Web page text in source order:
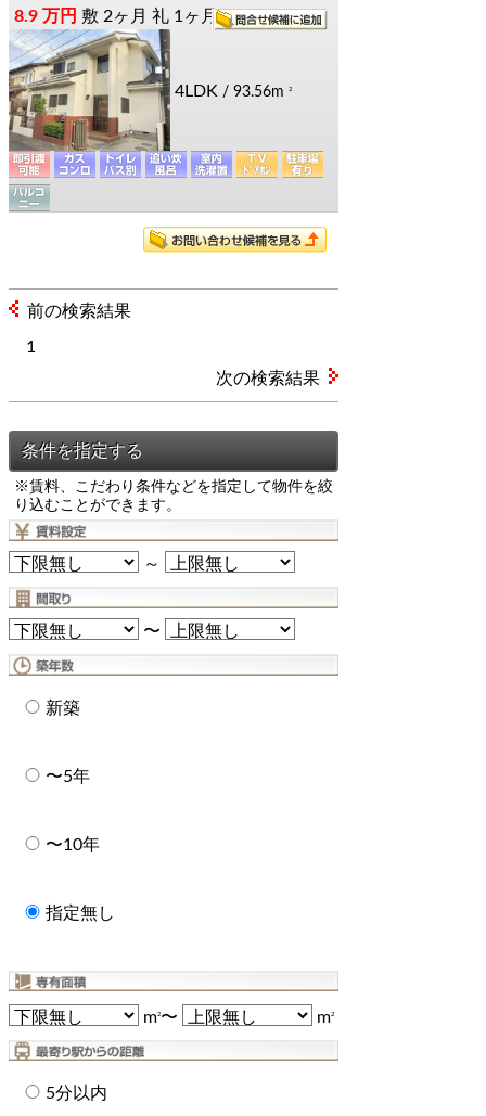
8.9 万円 敷 2ヶ月 礼 1ヶ月
4LDK / 93.56m 2
前の検索結果
1
※賃料、こだわり条件などを指定して物件を絞
り込むことができます。
～
〜
新築
〜5年
〜10年
指定無し
m2〜 m2
5分以内